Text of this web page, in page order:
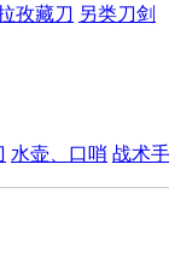
孜藏刀 另类刀剑
水壶、口哨 战术